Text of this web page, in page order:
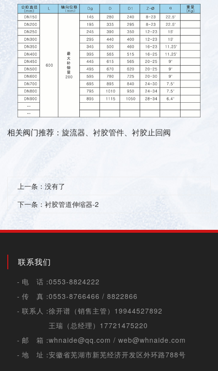
相关阀门推荐： 旋流器、 衬胶管件、 衬胶止回阀
上一条： 没有了
下一条： 衬胶管道伸缩器-2
联系我们
电 话：0553-8824222
传 真：0553-8766466 / 8822866
联系人：徐开谱（销售主管） 19944527892
王瑞（总经理） 17721475220
邮 箱：whnaide@qq.com / web@whnaide.com
地 址：安徽省芜湖市新芜经济开发区外环路788号